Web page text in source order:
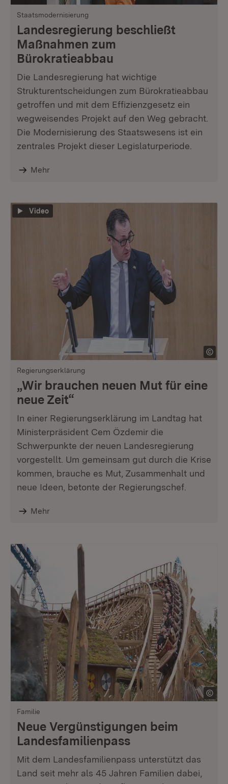
Staatsmodernisierung
Landesregierung beschließt
Maßnahmen zum
Bürokratieabbau
Die Landesregierung hat wichtige
Strukturentscheidungen zum Bürokratieabbau
getroffen und mit dem Effizienzgesetz ein
wegweisendes Projekt auf den Weg gebracht.
Die Modernisierung des Staatswesens ist ein
zentrales Projekt dieser Legislaturperiode.
Mehr
Video
Regierungserklärung
„Wir brauchen neuen Mut für eine
neue Zeit“
In einer Regierungserklärung im Landtag hat
Ministerpräsident Cem Özdemir die
Schwerpunkte der neuen Landesregierung
vorgestellt. Um gemeinsam gut durch die Krise
kommen, brauche es Mut, Zusammenhalt und
neue Ideen, betonte der Regierungschef.
Mehr
Familie
Neue Vergünstigungen beim
Landesfamilienpass
Mit dem Landesfamilienpass unterstützt das
Land seit mehr als 45 Jahren Familien dabei,